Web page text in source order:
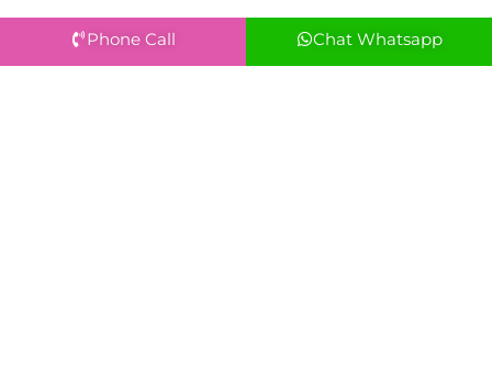
Phone Call Chat Whatsapp